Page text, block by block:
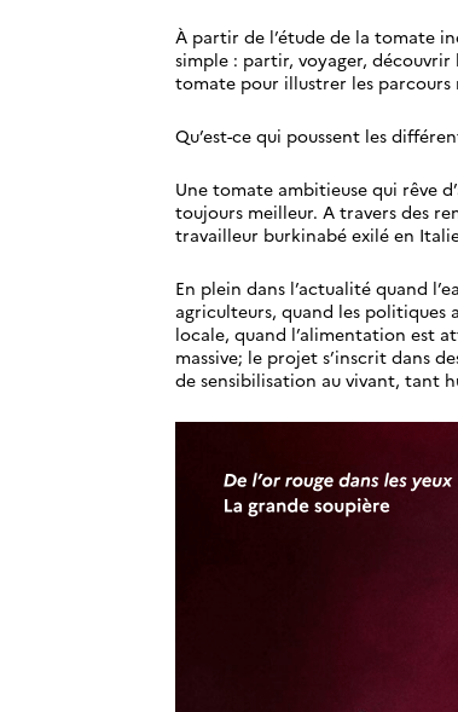
À partir de l’étude de la tomate
simple : partir, voyager,
tomate pour illustrer les parcours
Qu’est-ce qui poussent les
Une tomate ambitieuse qui rêve
toujours meilleur. A travers des
travailleur burkinabé exilé en
En plein dans l’actualité quand
agriculteurs, quand les politiques
locale, quand l’alimentation est
massive; le projet s’inscrit dans
de sensibilisation au vivant, tant